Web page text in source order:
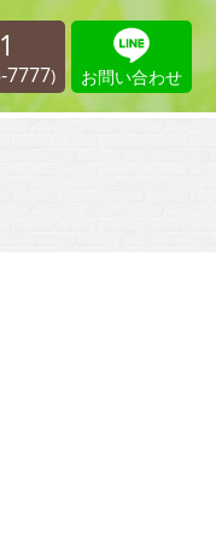
7777) お問い合わせ